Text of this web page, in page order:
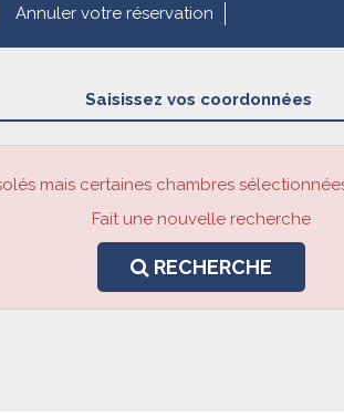
Annuler votre réservation
Saisissez vos coordonnées
mais certaines chambres
Fait une nouvelle recherche
RECHERCHE